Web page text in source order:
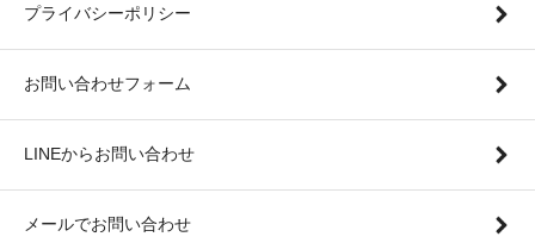
プライバシーポリシー
お問い合わせフォーム
LINEからお問い合わせ
メールでお問い合わせ